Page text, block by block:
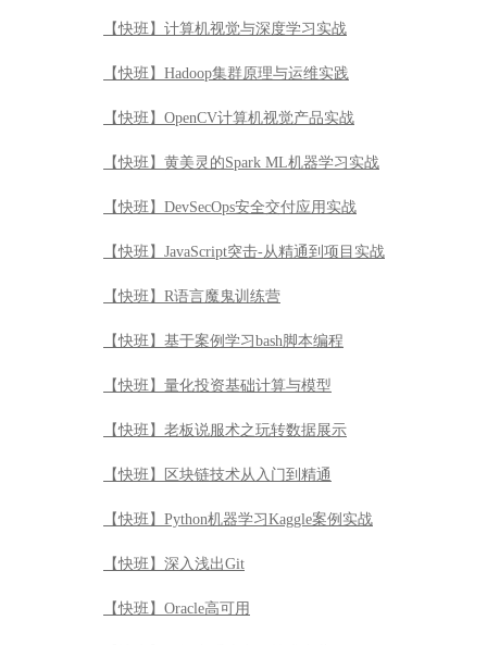
【快班】JavaScript突击-从精通到项目实战
【快班】R语言魔鬼训练营
【快班】基于案例学习bash脚本编程
【快班】量化投资基础计算与模型
【快班】老板说服术之玩转数据展示
【快班】区块链技术从入门到精通
【快班】Python机器学习Kaggle案例实战
【快班】深入浅出Git
【快班】Oracle高可用
【快班】数据库系统实现技术内幕
【快班】Goldengate从入门到精通
【快班】PL/SQL实战魔鬼训练营
【快班】Oracle 12c特性解读-容器数据库和灾备
【快班】Oracle DBA从小白到入职实战应用